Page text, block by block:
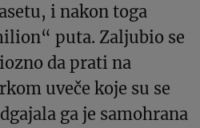
i nakon toga
puta. Zaljubio se
da prati na
uveče koje su se
ga je samohrana